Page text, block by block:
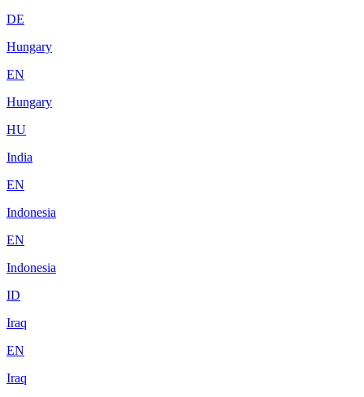
DE
Hungary
EN
Hungary
HU
India
EN
Indonesia
EN
Indonesia
ID
Iraq
EN
Iraq